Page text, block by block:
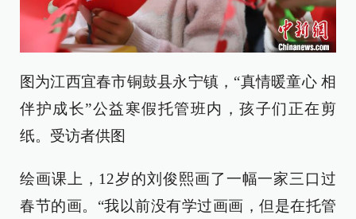
图为江西宜春市铜鼓县永宁镇，“真情暖童心 相
伴护成长”公益寒假托管班内，孩子们正在剪
纸。受访者供图
绘画课上，12岁的刘俊熙画了一幅一家三口过
春节的画。“我以前没有学过画画，但是在托管